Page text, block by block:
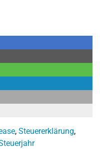
, Steuererklärung,